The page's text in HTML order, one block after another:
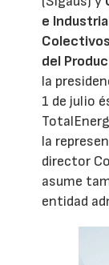
e
del
la
1 de julio
la
director
asume
entidad